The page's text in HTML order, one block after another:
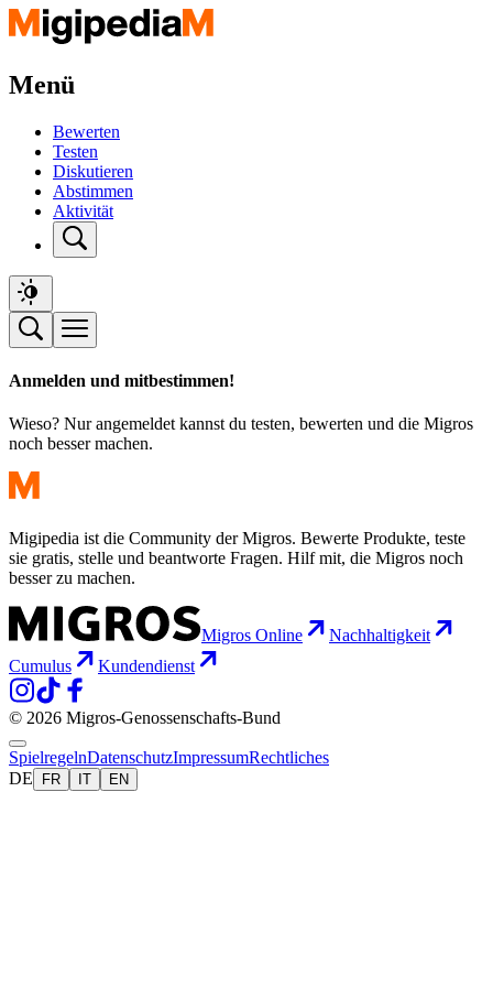
Menü
Bewerten
Testen
Diskutieren
Abstimmen
Aktivität
Anmelden und mitbestimmen!
Wieso? Nur angemeldet kannst du testen, bewerten und die Migros
noch besser machen.
Migipedia ist die Community der Migros. Bewerte Produkte, teste
sie gratis, stelle und beantworte Fragen. Hilf mit, die Migros noch
besser zu machen.
Migros Online
Nachhaltigkeit
Cumulus
Kundendienst
© 2026 Migros-Genossenschafts-Bund
SpielregelnDatenschutzImpressumRechtliches
DE
FR IT EN